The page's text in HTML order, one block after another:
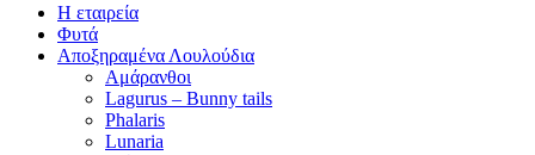
Η εταιρεία
Φυτά
Αποξηραμένα Λουλούδια
Αμάρανθοι
Lagurus – Bunny tails
Phalaris
Lunaria